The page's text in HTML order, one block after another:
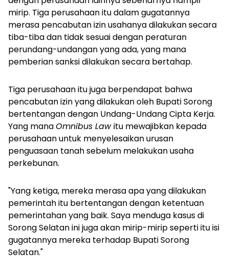
mirip. Tiga perusahaan itu dalam gugatannya
merasa pencabutan izin usahanya dilakukan secara
tiba-tiba dan tidak sesuai dengan peraturan
perundang-undangan yang ada, yang mana
pemberian sanksi dilakukan secara bertahap.
Tiga perusahaan itu juga berpendapat bahwa
pencabutan izin yang dilakukan oleh Bupati Sorong
bertentangan dengan Undang-Undang Cipta Kerja.
Yang manaOmnibus Lawitu mewajibkan kepada
perusahaan untuk menyelesaikan urusan
penguasaan tanah sebelum melakukan usaha
perkebunan.
"Yang ketiga, mereka merasa apa yang dilakukan
pemerintah itu bertentangan dengan ketentuan
pemerintahan yang baik. Saya menduga kasus di
Sorong Selatan ini juga akan mirip-mirip seperti itu isi
gugatannya mereka terhadap Bupati Sorong
Selatan."